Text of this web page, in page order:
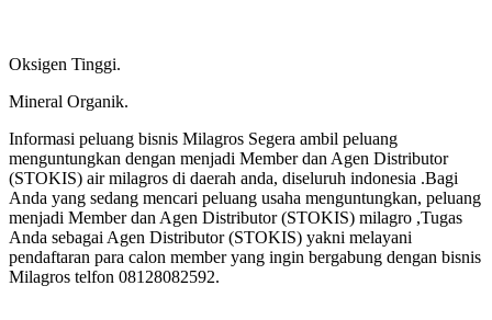
Oksigen Tinggi.
Mineral Organik.
Informasi peluang bisnis Milagros Segera ambil peluang
menguntungkan dengan menjadi Member dan Agen Distributor
(STOKIS) air milagros di daerah anda, diseluruh indonesia .Bagi
Anda yang sedang mencari peluang usaha menguntungkan, peluang
menjadi Member dan Agen Distributor (STOKIS) milagro ,Tugas
Anda sebagai Agen Distributor (STOKIS) yakni melayani
pendaftaran para calon member yang ingin bergabung dengan bisnis
Milagros telfon 08128082592.